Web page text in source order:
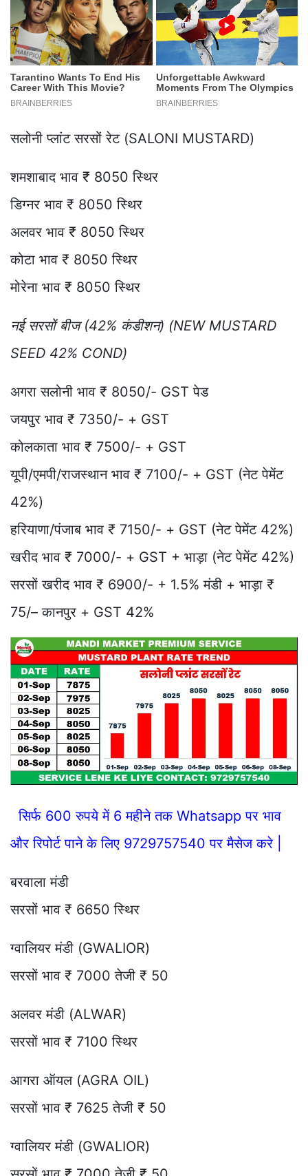
सलोनी प्लांट सरसों रेट (SALONI MUSTARD)
शमशाबाद भाव ₹ 8050 स्थिर
डिग्नर भाव ₹ 8050 स्थिर
अलवर भाव ₹ 8050 स्थिर
कोटा भाव ₹ 8050 स्थिर
मोरेना भाव ₹ 8050 स्थिर
नई सरसों बीज (42% कंडीशन) (NEW MUSTARD
SEED 42% COND)
अगरा सलोनी भाव ₹ 8050/- GST पेड
जयपुर भाव ₹ 7350/- + GST
कोलकाता भाव ₹ 7500/- + GST
यूपी/एमपी/राजस्थान भाव ₹ 7100/- + GST (नेट पेमेंट
42%)
हरियाणा/पंजाब भाव ₹ 7150/- + GST (नेट पेमेंट 42%)
खरीद भाव ₹ 7000/- + GST + भाड़ा (नेट पेमेंट 42%)
सरसों खरीद भाव ₹ 6900/- + 1.5% मंडी + भाड़ा ₹
75/– कानपुर + GST 42%
सिर्फ 600 रुपये में 6 महीने तक Whatsapp पर भाव
और रिपोर्ट पाने के लिए 9729757540 पर मैसेज करे |
बरवाला मंडी
सरसों भाव ₹ 6650 स्थिर
ग्वालियर मंडी (GWALIOR)
सरसों भाव ₹ 7000 तेजी ₹ 50
अलवर मंडी (ALWAR)
सरसों भाव ₹ 7100 स्थिर
आगरा ऑयल (AGRA OIL)
सरसों भाव ₹ 7625 तेजी ₹ 50
ग्वालियर मंडी (GWALIOR)